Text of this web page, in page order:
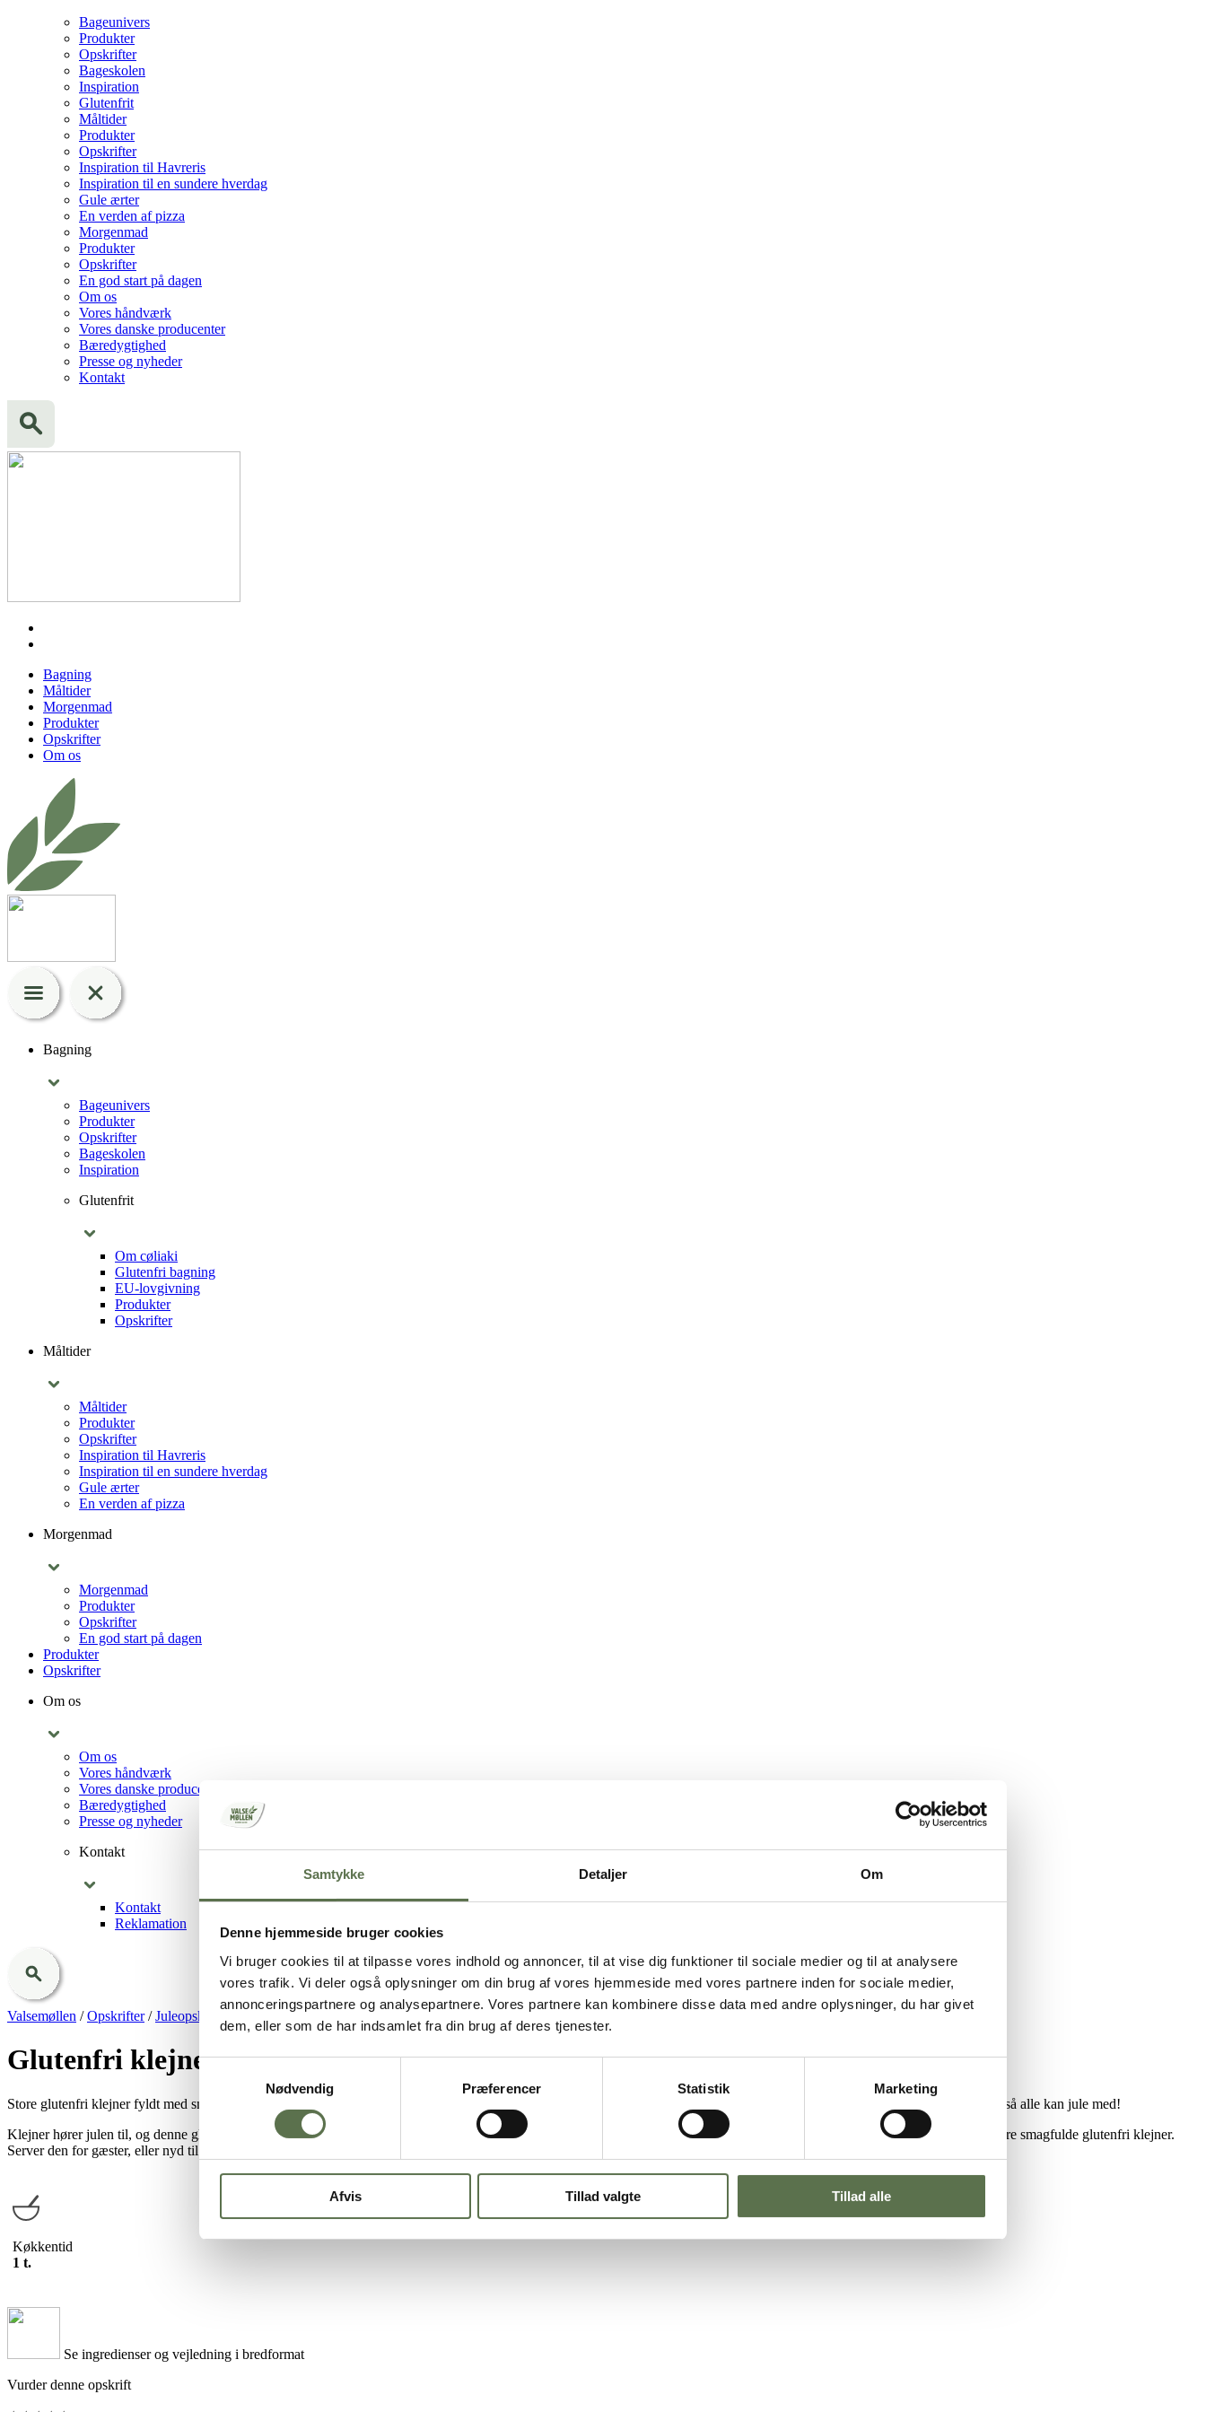
Samtykke Detaljer Om
Denne hjemmeside bruger cookies
Vi bruger cookies til at tilpasse vores indhold og annoncer, til at vise dig funktioner til sociale medier og til at analysere
vores trafik. Vi deler også oplysninger om din brug af vores hjemmeside med vores partnere inden for sociale medier,
annonceringspartnere og analysepartnere. Vores partnere kan kombinere disse data med andre oplysninger, du har givet
dem, eller som de har indsamlet fra din brug af deres tjenester.
Samtykkevalg
Nødvendig
Præferencer Statistik Marketing
Afvis Tillad valgte Tillad alle
Bageunivers
Produkter
Opskrifter
Bageskolen
Inspiration
Glutenfrit
Måltider
Produkter
Opskrifter
Inspiration til Havreris
Inspiration til en sundere hverdag
Gule ærter
En verden af pizza
Morgenmad
Produkter
Opskrifter
En god start på dagen
Om os
Vores håndværk
Vores danske producenter
Bæredygtighed
Presse og nyheder
Kontakt
Bagning
Måltider
Morgenmad
Produkter
Opskrifter
Om os
Bagning
Bageunivers
Produkter
Opskrifter
Bageskolen
Inspiration
Glutenfrit
Om cøliaki
Glutenfri bagning
EU-lovgivning
Produkter
Opskrifter
Måltider
Måltider
Produkter
Opskrifter
Inspiration til Havreris
Inspiration til en sundere hverdag
Gule ærter
En verden af pizza
Morgenmad
Morgenmad
Produkter
Opskrifter
En god start på dagen
Produkter
Opskrifter
Om os
Om os
Vores håndværk
Vores danske producenter
Bæredygtighed
Presse og nyheder
Kontakt
Kontakt
Reklamation
Valsemøllen /Opskrifter/Juleopskrifter Glutenfri julebagning / Glutenfri klejner
Glutenfri klejner
Store glutenfri klejner fyldt med smag er en perfekt julesnack. De smager lige præcis af jul, og det bliver faktisk ikke rigtig jul uden. Derfor har vi også lavet en glutenfri variant, så alle kan jule med!
Klejner hører julen til, og denne glutenfri version er udviklet af
, der selv har en datter med cøliaki. Bagt medFinax glutenfri melmix
(den røde), så du får skønne, store smagfulde glutenfri klejner.
Server den for gæster, eller nyd til til eftermiddagskaffen, når mørket så småt begynder at falde på.
Køkkentid
1 t.
Se ingredienser og vejledning i bredformat
Vurder denne opskrift